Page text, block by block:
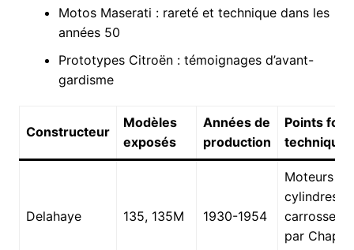
Motos Maserati : rareté et technique dans les
années 50
Prototypes Citroën : témoignages d’avant-
gardisme
Constructeur
Modèles
exposés
Années de
production
Points
techniques
Delahaye 135, 135M 1930-1954
Moteurs 6
cylindres,
par